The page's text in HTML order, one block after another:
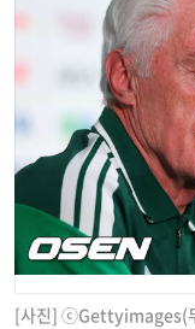
[사진] ⓒGettyimages(